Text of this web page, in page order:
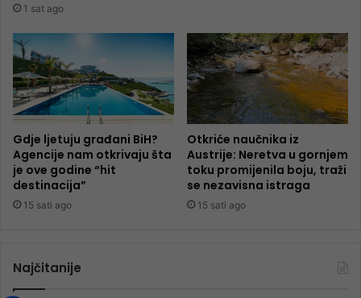
1 sat ago
Gdje ljetuju građani BiH?
Agencije nam otkrivaju šta
je ove godine “hit
destinacija”
15 sati ago
Otkriće naučnika iz
Austrije: Neretva u gornjem
toku promijenila boju, traži
se nezavisna istraga
15 sati ago
Najčitanije